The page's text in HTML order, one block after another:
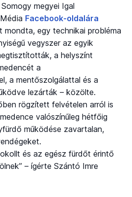
megyei Igal
Facebook-oldalára
egy technikai probléma
vegyszer az egyik
a helyszínt
a
a mentőszolgálattal és a
lezárták – közölte.
rögzített felvételen arról is
valószínűleg hétfőig
működése zavartalan,
és az egész fürdőt érintő
– ígérte Szántó Imre